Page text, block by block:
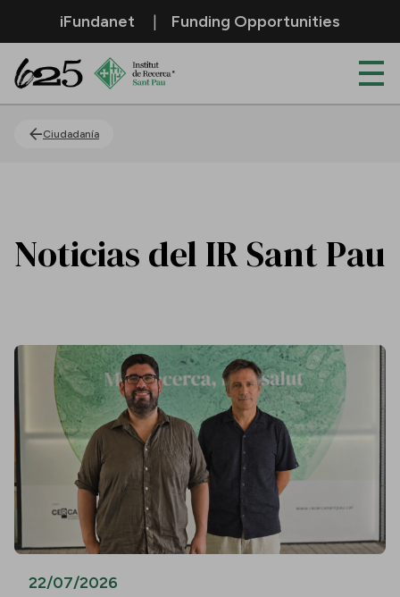
Saltar al contenido principal
iFundanet Funding Opportunities
Ciudadanía
Noticias del IR Sant Pau
22/07/2026